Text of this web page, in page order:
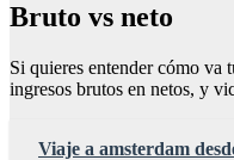
Bruto vs neto
Si quieres entender cómo va
ingresos brutos en netos, y
Viaje a amsterdam